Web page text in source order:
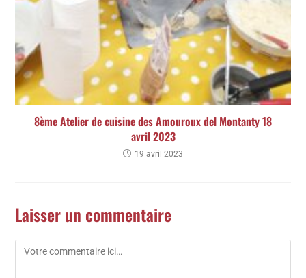
8ème Atelier de cuisine des Amouroux del Montanty 18
avril 2023
19 avril 2023
Laisser un commentaire